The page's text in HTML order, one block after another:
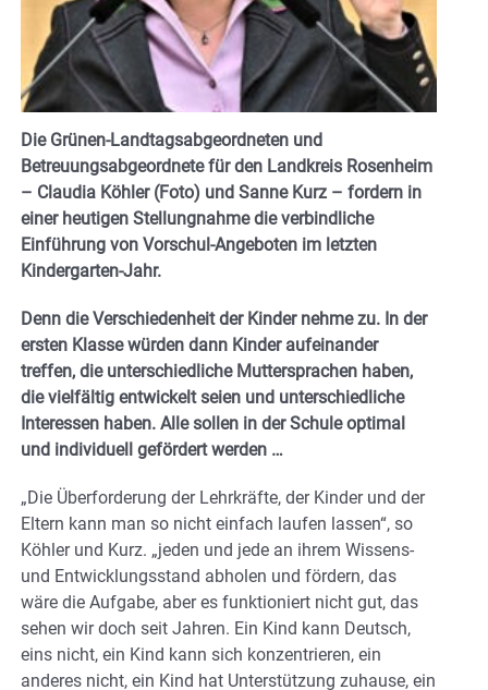
Die Grünen-Landtagsabgeordneten und
Betreuungsabgeordnete für den Landkreis Rosenheim
– Claudia Köhler (Foto) und Sanne Kurz – fordern in
einer heutigen Stellungnahme die verbindliche
Einführung von Vorschul-Angeboten im letzten
Kindergarten-Jahr.
Denn die Verschiedenheit der Kinder nehme zu. In der
ersten Klasse würden dann Kinder aufeinander
treffen, die unterschiedliche Muttersprachen haben,
die vielfältig entwickelt seien und unterschiedliche
Interessen haben. Alle sollen in der Schule optimal
und individuell gefördert werden …
„Die Überforderung der Lehrkräfte, der Kinder und der
Eltern kann man so nicht einfach laufen lassen“, so
Köhler und Kurz. „jeden und jede an ihrem Wissens-
und Entwicklungsstand abholen und fördern, das
wäre die Aufgabe, aber es funktioniert nicht gut, das
sehen wir doch seit Jahren. Ein Kind kann Deutsch,
eins nicht, ein Kind kann sich konzentrieren, ein
anderes nicht, ein Kind hat Unterstützung zuhause, ein